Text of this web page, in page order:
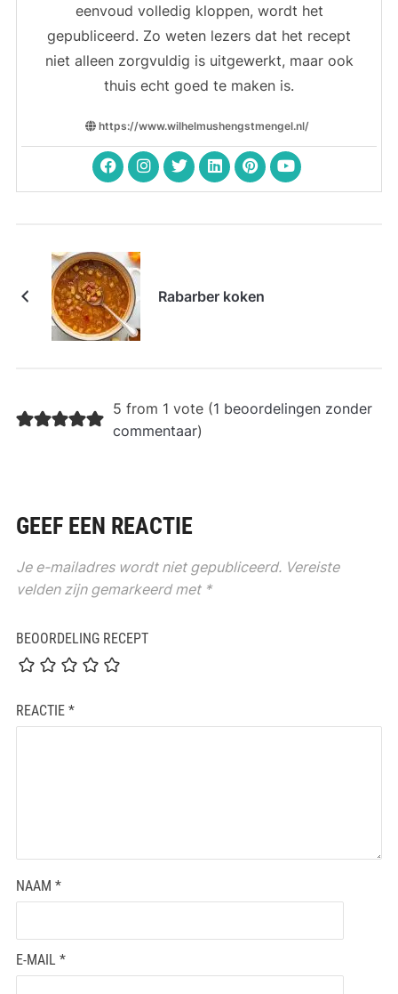
eenvoud volledig kloppen, wordt het
gepubliceerd. Zo weten lezers dat het recept
niet alleen zorgvuldig is uitgewerkt, maar ook
thuis echt goed te maken is.
https://www.wilhelmushengstmengel.nl/
Rabarber koken
5 from 1 vote (1 beoordelingen zonder
commentaar)
GEEF EEN REACTIE
Je e-mailadres wordt niet gepubliceerd. Vereiste
velden zijn gemarkeerd met *
BEOORDELING RECEPT
REACTIE *
NAAM *
E-MAIL *